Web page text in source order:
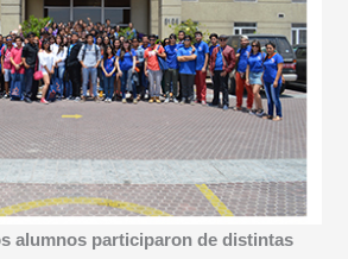
alumnos participaron de distintas